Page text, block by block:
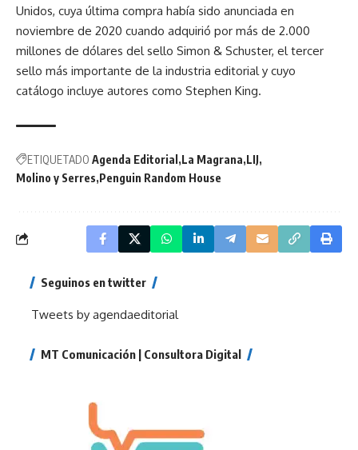
Unidos, cuya última compra había sido anunciada en
noviembre de 2020 cuando adquirió por más de 2.000
millones de dólares del sello Simon & Schuster, el tercer
sello más importante de la industria editorial y cuyo
catálogo incluye autores como Stephen King.
ETIQUETADO Agenda Editorial La Magrana LIJ
Molino y Serres Penguin Random House
Seguinos en twitter
Tweets by agendaeditorial
MT Comunicación | Consultora Digital